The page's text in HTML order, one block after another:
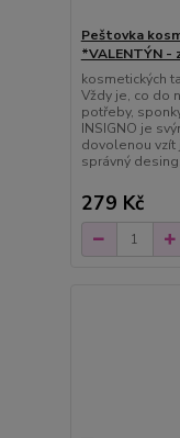
Peštovka
*VALENTÝN
kosmetických
Vždy je, co do
potřeby,
INSIGNO je
dovolenou vzít
správný
279 Kč